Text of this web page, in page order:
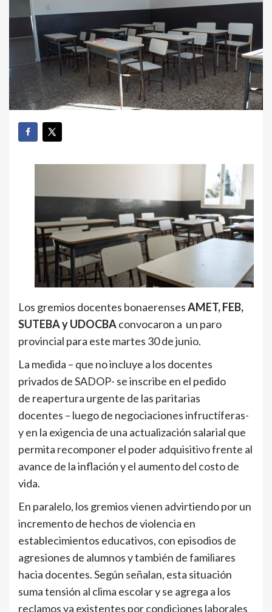
Los gremios docentes bonaerensesAMET, FEB,
SUTEBA y UDOCBAconvocaron a un paro
provincial para este martes 30 de junio.
La medida – que no incluye a los docentes
privados de SADOP- se inscribe en el pedido
de reapertura urgente de las paritarias
docentes – luego de negociaciones infructíferas-
y en la exigencia de una actualización salarial que
permita recomponer el poder adquisitivo frente al
avance de la inflación y el aumento del costo de
vida.
En paralelo, los gremios vienen advirtiendo por un
incremento de hechos de violencia en
establecimientos educativos, con episodios de
agresiones de alumnos y también de familiares
hacia docentes. Según señalan, esta situación
suma tensión al clima escolar y se agrega a los
reclamos ya existentes por condiciones laborales